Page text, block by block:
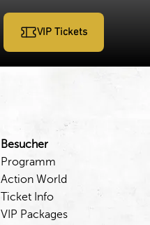
VIP Tickets
Besucher
Programm
Action World
Ticket Info
VIP Packages